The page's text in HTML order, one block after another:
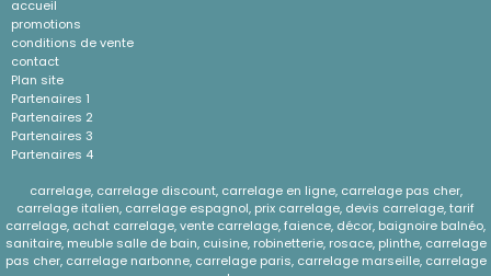
accueil
promotions
conditions de vente
contact
Plan site
Partenaires 1
Partenaires 2
Partenaires 3
Partenaires 4
carrelage, carrelage discount, carrelage en ligne, carrelage pas cher,
carrelage italien, carrelage espagnol, prix carrelage, devis carrelage, tarif
carrelage, achat carrelage, vente carrelage, faience, décor, baignoire balnéo,
sanitaire, meuble salle de bain, cuisine, robinetterie, rosace, plinthe, carrelage
pas cher, carrelage narbonne, carrelage paris, carrelage marseille, carrelage